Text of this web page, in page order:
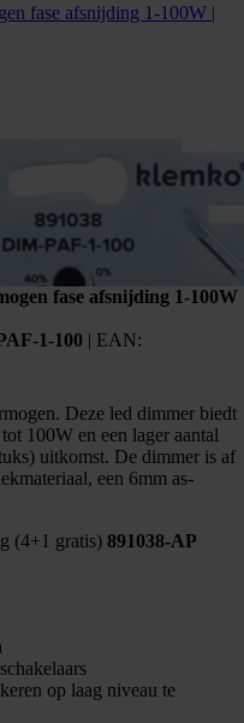
fase afsnijding 1-100W |
fase afsnijding 1-100W
1-100 | EAN:
Deze led dimmer biedt
100W en een lager aantal
uitkomst. De dimmer is af
een 6mm as-
(4+1 gratis) 891038-AP
op laag niveau te